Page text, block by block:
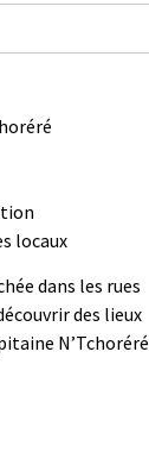
locaux
dans les rues
des lieux
N’Tchoréré